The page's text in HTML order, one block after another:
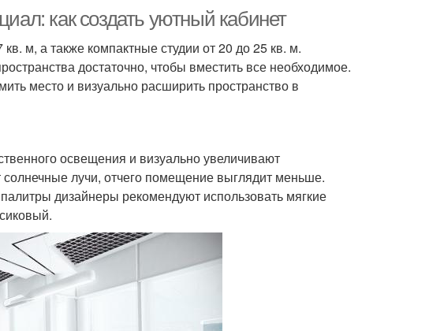
как создать уютный кабинет
м, а также компактные студии от 20 до 25 кв. м.
достаточно, чтобы вместить все необходимое.
место и визуально расширить пространство в
освещения и визуально увеличивают
лучи, отчего помещение выглядит меньше.
дизайнеры рекомендуют использовать мягкие